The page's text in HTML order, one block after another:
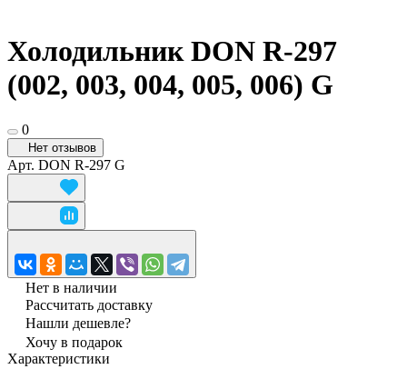
Холодильник DON R-297
(002, 003, 004, 005, 006) G
0
Нет отзывов
Арт. DON R-297 G
Нет в наличии
Рассчитать доставку
Нашли дешевле?
Хочу в подарок
Характеристики